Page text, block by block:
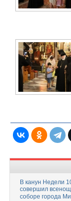
В канун Недели
совершил
соборе города